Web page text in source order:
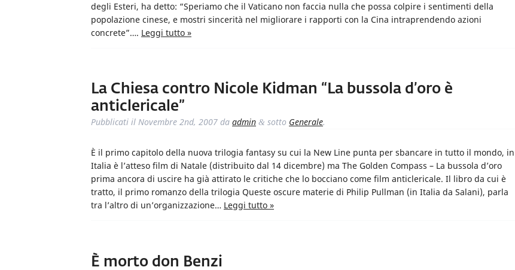
degli Esteri, ha detto: “Speriamo che il Vaticano non faccia nulla che possa colpire i sentimenti della
popolazione cinese, e mostri sincerità nel migliorare i rapporti con la Cina intraprendendo azioni
concrete”…. Leggi tutto »
La Chiesa contro Nicole Kidman “La bussola d’oro è
anticlericale”
Pubblicati il Novembre 2nd, 2007 da admin & sotto Generale.
È il primo capitolo della nuova trilogia fantasy su cui la New Line punta per sbancare in tutto il mondo, in
Italia è l’atteso film di Natale (distribuito dal 14 dicembre) ma The Golden Compass – La bussola d’oro
prima ancora di uscire ha già attirato le critiche che lo bocciano come film anticlericale. Il libro da cui è
tratto, il primo romanzo della trilogia Queste oscure materie di Philip Pullman (in Italia da Salani), parla
tra l’altro di un’organizzazione… Leggi tutto »
È morto don Benzi